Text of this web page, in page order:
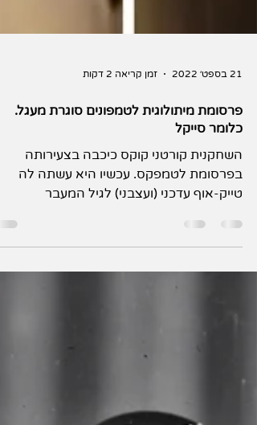
21 בספט׳ 2022
פרסומת מיתולוגית לטמפונים סוגרת מעגל.
כלומר סייקל
בפרסומת לטמפקס. עכשיו היא עשתה לה
טייק-אוף עדכני (ועצבני) לגיל המעבר